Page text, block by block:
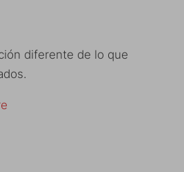
diferente de lo que